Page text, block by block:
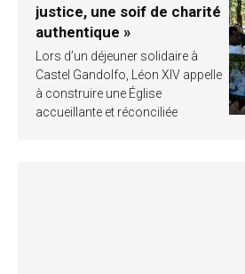
justice, une soif de charité
authentique »
Lors d’un déjeuner solidaire à
Castel Gandolfo, Léon XIV appelle
à construire une Église
accueillante et réconciliée